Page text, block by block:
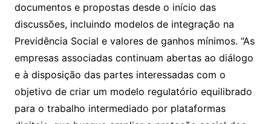
documentos e propostas desde o início das
discussões, incluindo modelos de integração na
Previdência Social e valores de ganhos mínimos. “As
empresas associadas continuam abertas ao diálogo
e à disposição das partes interessadas com o
objetivo de criar um modelo regulatório equilibrado
para o trabalho intermediado por plataformas